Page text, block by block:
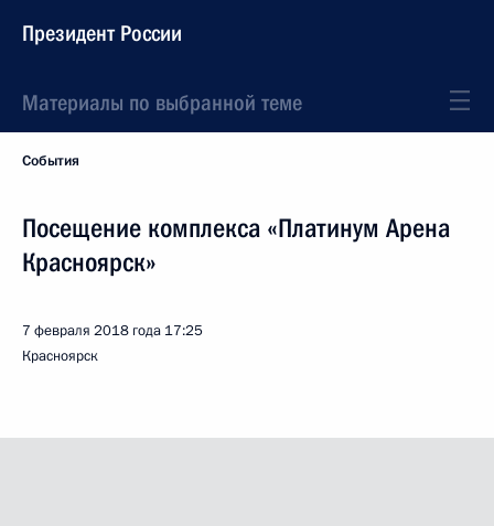
Президент России
Материалы по выбранной теме
События
Посещение комплекса «Платинум Арена
Красноярск»
7 февраля 2018 года 17:25
Красноярск